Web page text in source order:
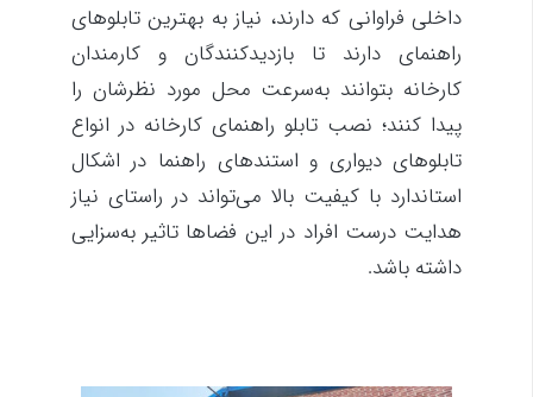
داخلی فراوانی که دارند، نیاز به بهترین تابلوهای
راهنمای دارند تا بازدیدکنندگان و کارمندان
کارخانه بتوانند به‌سرعت محل مورد نظرشان را
پیدا کنند؛ نصب تابلو راهنمای کارخانه در انواع
تابلوهای دیواری و استندهای راهنما در اشکال
استاندارد با کیفیت بالا می‌تواند در راستای نیاز
هدایت درست افراد در این فضاها تاثیر به‌سزایی
داشته باشد.